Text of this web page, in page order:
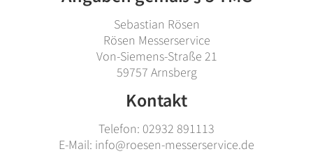
Sebastian Rösen
Rösen Messerservice
Von-Siemens-Straße 21
59757 Arnsberg
Kontakt
Telefon: 02932 891113
E-Mail: info@roesen-messerservice.de